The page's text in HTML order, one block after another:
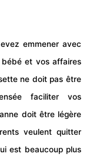
emmener avec
et vos affaires
ne doit pas être
faciliter vos
doit être légère
veulent quitter
est beaucoup plus